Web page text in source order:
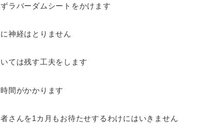
ラバーダムシートをかけます
神経はとりません
ては残す工夫をします
間がかかります
さんを1カ月もお待たせするわけにはいきません